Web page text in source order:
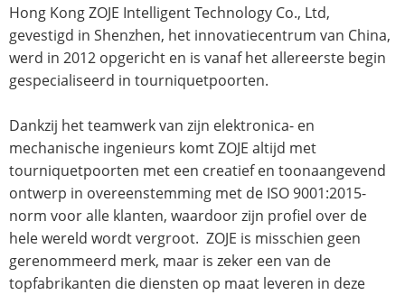
Hong Kong ZOJE Intelligent Technology Co., Ltd,
gevestigd in Shenzhen, het innovatiecentrum van China,
werd in 2012 opgericht en is vanaf het allereerste begin
gespecialiseerd in tourniquetpoorten.
Dankzij het teamwerk van zijn elektronica- en
mechanische ingenieurs komt ZOJE altijd met
tourniquetpoorten met een creatief en toonaangevend
ontwerp in overeenstemming met de ISO 9001:2015-
norm voor alle klanten, waardoor zijn profiel over de
hele wereld wordt vergroot. ZOJE is misschien geen
gerenommeerd merk, maar is zeker een van de
topfabrikanten die diensten op maat leveren in deze